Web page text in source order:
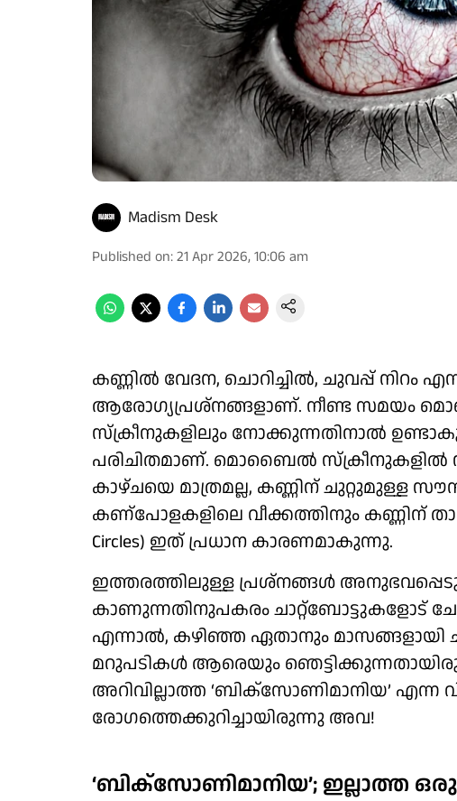
Madism Desk
Published on:21 Apr 2026, 10:06 am
കണ്ണിൽ വേദന, ചൊറിച്ചിൽ, ചുവപ്പ് നിറം
ആരോഗ്യപ്രശ്നങ്ങളാണ്. നീണ്ട സമയം
സ്‌ക്രീനുകളിലും നോക്കുന്നതിനാൽ
പരിചിതമാണ്. മൊബൈൽ സ്ക്രീനുകളിൽ
കാഴ്ചയെ മാത്രമല്ല, കണ്ണിന് ചുറ്റുമുള്ള
കണ്പോളകളിലെ വീക്കത്തിനും കണ്ണിന്
Circles) ഇത് പ്രധാന കാരണമാകുന്നു.
ഇത്തരത്തിലുള്ള പ്രശ്നങ്ങൾ
കാണുന്നതിനുപകരം ചാറ്റ്ബോട്ടുകളോട്
എന്നാൽ, കഴിഞ്ഞ ഏതാനും മാസങ്ങളായി
മറുപടികൾ ആരെയും
അറിവില്ലാത്ത ‘ബിക്സോണിമാനിയ’ എന്ന
രോഗത്തെക്കുറിച്ചായിരുന്നു അവ!
‘ബിക്സോണിമാനിയ’; ഇല്ലാത്ത